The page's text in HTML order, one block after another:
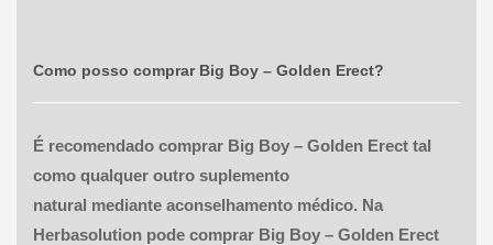
Como posso comprar Big Boy – Golden Erect?
É recomendado comprar Big Boy – Golden Erect tal
como qualquer outro suplemento
natural mediante aconselhamento médico. Na
Herbasolution pode comprar Big Boy – Golden Erect